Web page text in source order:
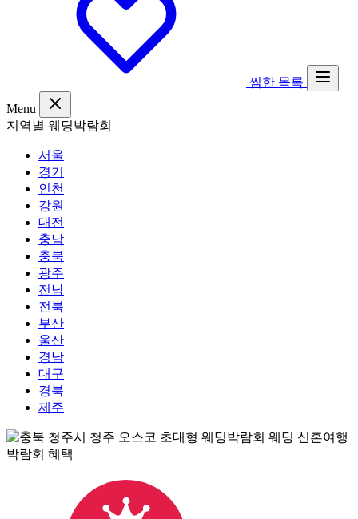
찜한 목록
Menu
지역별 웨딩박람회
서울
경기
인천
강원
대전
충남
충북
광주
전남
전북
부산
울산
경남
대구
경북
제주